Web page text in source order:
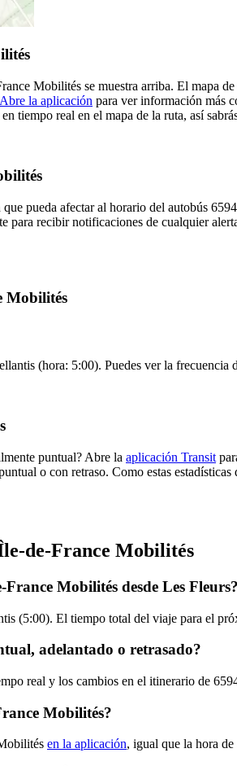
Mobilités se muestra arriba. El mapa
Abre la aplicación para ver información más
tiempo real en el mapa de la ruta, así
pueda afectar al horario del autobús
para recibir notificaciones de cualquier
Mobilités
(hora: 5:00). Puedes ver la
puntual? Abre la aplicación Transit
o con retraso. Como estas
de-France Mobilités
Mobilités desde Les Fleurs?
(5:00). El tiempo total del viaje para el
adelantado o retrasado?
real y los cambios en el itinerario de
Mobilités?
en la aplicación, igual que la hora